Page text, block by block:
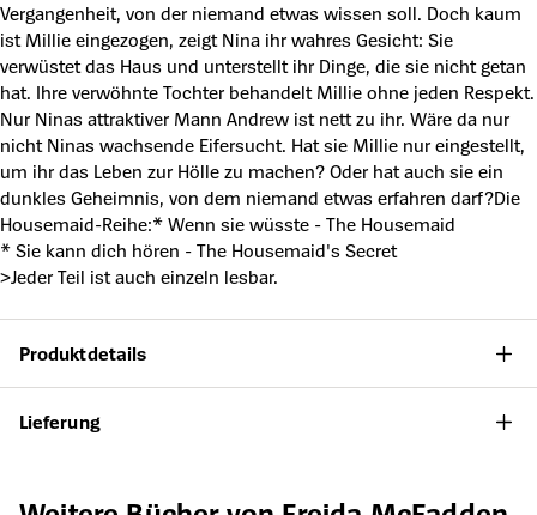
Vergangenheit, von der niemand etwas wissen soll. Doch kaum
ist Millie eingezogen, zeigt Nina ihr wahres Gesicht: Sie
verwüstet das Haus und unterstellt ihr Dinge, die sie nicht getan
hat. Ihre verwöhnte Tochter behandelt Millie ohne jeden Respekt.
Nur Ninas attraktiver Mann Andrew ist nett zu ihr. Wäre da nur
nicht Ninas wachsende Eifersucht. Hat sie Millie nur eingestellt,
um ihr das Leben zur Hölle zu machen? Oder hat auch sie ein
dunkles Geheimnis, von dem niemand etwas erfahren darf?Die
Housemaid-Reihe:* Wenn sie wüsste - The Housemaid
* Sie kann dich hören - The Housemaid's Secret
>Jeder Teil ist auch einzeln lesbar.
Produktdetails
Lieferung
Produktgalerie überspringen